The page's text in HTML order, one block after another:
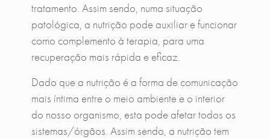
tratamento. Assim sendo, numa situação
patológica, a nutrição pode auxiliar e funcionar
como complemento à terapia, para uma
recuperação mais rápida e eficaz.
Dado que a nutrição é a forma de comunicação
mais íntima entre o meio ambiente e o interior
do nosso organismo, esta pode afetar todos os
sistemas/órgãos. Assim sendo, a nutrição tem